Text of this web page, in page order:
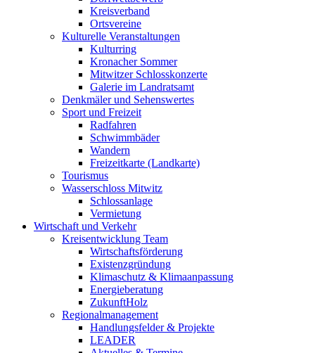
Kreisverband
Ortsvereine
Kulturelle Veranstaltungen
Kulturring
Kronacher Sommer
Mitwitzer Schlosskonzerte
Galerie im Landratsamt
Denkmäler und Sehenswertes
Sport und Freizeit
Radfahren
Schwimmbäder
Wandern
Freizeitkarte (Landkarte)
Tourismus
Wasserschloss Mitwitz
Schlossanlage
Vermietung
Wirtschaft und Verkehr
Kreisentwicklung Team
Wirtschaftsförderung
Existenzgründung
Klimaschutz & Klimaanpassung
Energieberatung
ZukunftHolz
Regionalmanagement
Handlungsfelder & Projekte
LEADER